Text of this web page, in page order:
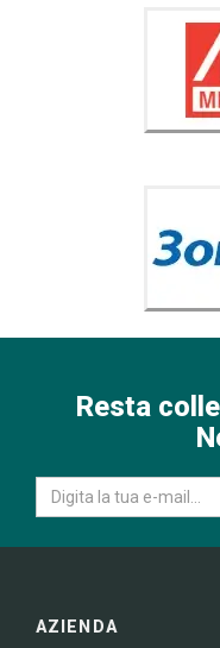
Resta
AZIENDA